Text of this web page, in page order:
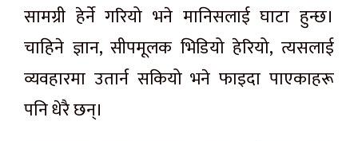
सामग्री हेर्ने गरियो भने मानिसलाई घाटा हुन्छ।
चाहिने ज्ञान, सीपमूलक भिडियो हेरियो, त्यसलाई
व्यवहारमा उतार्न सकियो भने फाइदा पाएकाहरू
पनि धेरै छन्।